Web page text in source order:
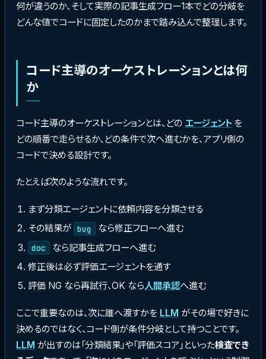
何が違うのか、そして実際の記事生成フロー1本でどの分岐を
どんな値でコードに固定したのかまで踏み込んで整理します。
コード主導のオーケストレーションとは何
か
コード主導のオーケストレーションとは、どの エージェントを
どの順番で走らせるか、どの条件で次へ進むかを、アプリ側の
コードで決める設計です。
たとえば次のような流れです。
まず分類エージェントに依頼内容を分類させる
その結果が bug なら修正フローへ進む
doc
なら記事生成フローへ進む
修正後は必ず評価エージェントを通す
評価 NG なら再試行、OK なら人間承認へ進む
ここで重要なのは、次に誰へ渡すかを LLM がその場で好きに
決めるのではなく、コード側が条件分岐として持つことです。
LLM が出すのは「分類結果」や「評価スコア」といった検査でき